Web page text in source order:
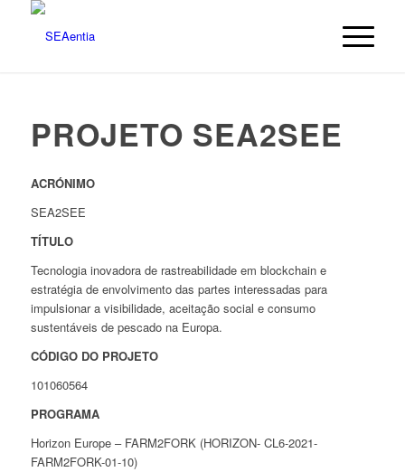
PROJETO SEA2SEE
ACRÓNIMO
SEA2SEE
TÍTULO
Tecnologia inovadora de rastreabilidade em blockchain e
estratégia de envolvimento das partes interessadas para
impulsionar a visibilidade, aceitação social e consumo
sustentáveis de pescado na Europa.
CÓDIGO DO PROJETO
101060564
PROGRAMA
Horizon Europe – FARM2FORK (HORIZON- CL6-2021-
FARM2FORK-01-10)